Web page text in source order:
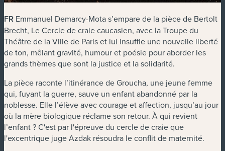
FR Emmanuel Demarcy-Mota s’empare de la pièce de Bertolt
Brecht, Le Cercle de craie caucasien, avec la Troupe du
Théâtre de la Ville de Paris et lui insuffle une nouvelle liberté
de ton, mêlant gravité, humour et poésie pour aborder les
grands thèmes que sont la justice et la solidarité.
La pièce raconte l’itinérance de Groucha, une jeune femme
qui, fuyant la guerre, sauve un enfant abandonné par la
noblesse. Elle l’élève avec courage et affection, jusqu’au jour
où la mère biologique réclame son retour. À qui revient
l’enfant ?C'est par l'épreuve du cercle de craie que
l'excentrique juge Azdak résoudra le conflit de maternité.